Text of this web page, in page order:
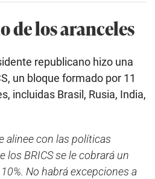
de los aranceles
republicano hizo una
un bloque formado por 11
incluidas Brasil, Rusia, India,
alinee con las políticas
los BRICS se le cobrará un
No habrá excepciones a